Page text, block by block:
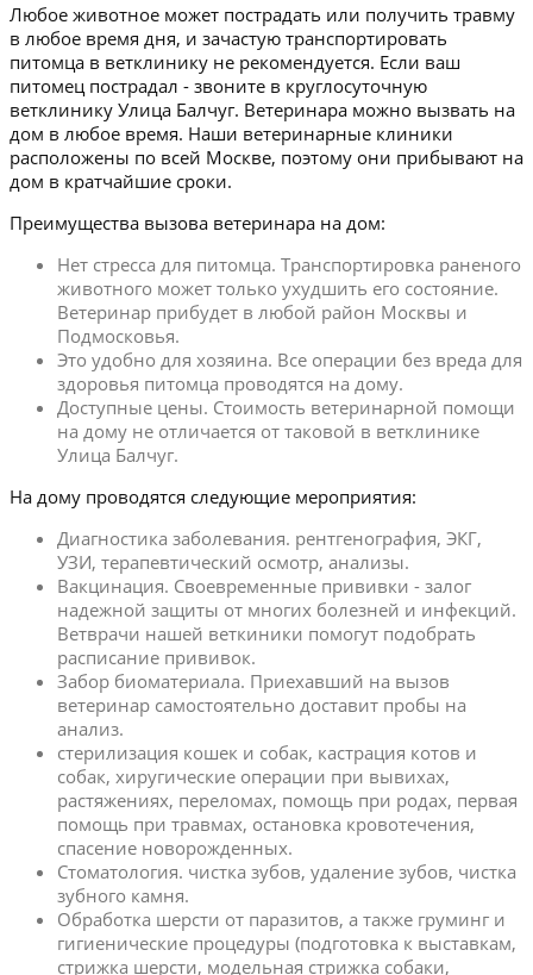
Любое животное может пострадать или получить травму
в любое время дня, и зачастую транспортировать
питомца в ветклинику не рекомендуется. Если ваш
питомец пострадал - звоните в круглосуточную
ветклинику Улица Балчуг. Ветеринара можно вызвать на
дом в любое время. Наши ветеринарные клиники
расположены по всей Москве, поэтому они прибывают на
дом в кратчайшие сроки.
Преимущества вызова ветеринара на дом:
Нет стресса для питомца. Транспортировка раненого
животного может только ухудшить его состояние.
Ветеринар прибудет в любой район Москвы и
Подмосковья.
Это удобно для хозяина. Все операции без вреда для
здоровья питомца проводятся на дому.
Доступные цены. Стоимость ветеринарной помощи
на дому не отличается от таковой в ветклинике
Улица Балчуг.
На дому проводятся следующие мероприятия:
Диагностика заболевания. рентгенография, ЭКГ,
УЗИ, терапевтический осмотр, анализы.
Вакцинация. Своевременные прививки - залог
надежной защиты от многих болезней и инфекций.
Ветврачи нашей веткиники помогут подобрать
расписание прививок.
Забор биоматериала. Приехавший на вызов
ветеринар самостоятельно доставит пробы на
анализ.
стерилизация кошек и собак, кастрация котов и
собак, хиругические операции при вывихах,
растяжениях, переломах, помощь при родах, первая
помощь при травмах, остановка кровотечения,
спасение новорожденных.
Стоматология. чистка зубов, удаление зубов, чистка
зубного камня.
Обработка шерсти от паразитов, а также груминг и
гигиенические процедуры (подготовка к выставкам,
стрижка шерсти, модельная стрижка собаки,